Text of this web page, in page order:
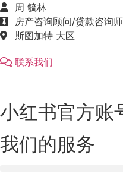
周 毓林
房产咨询顾问/贷款咨询师
斯图加特 大区
联系我们
小红书官方账
我们的服务